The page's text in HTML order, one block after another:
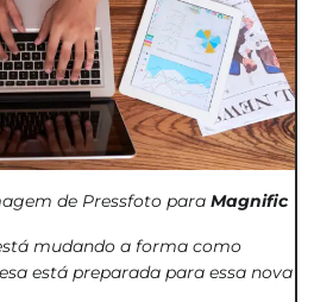
de Pressfoto para Magnific
mudando a forma como
está preparada para essa nova